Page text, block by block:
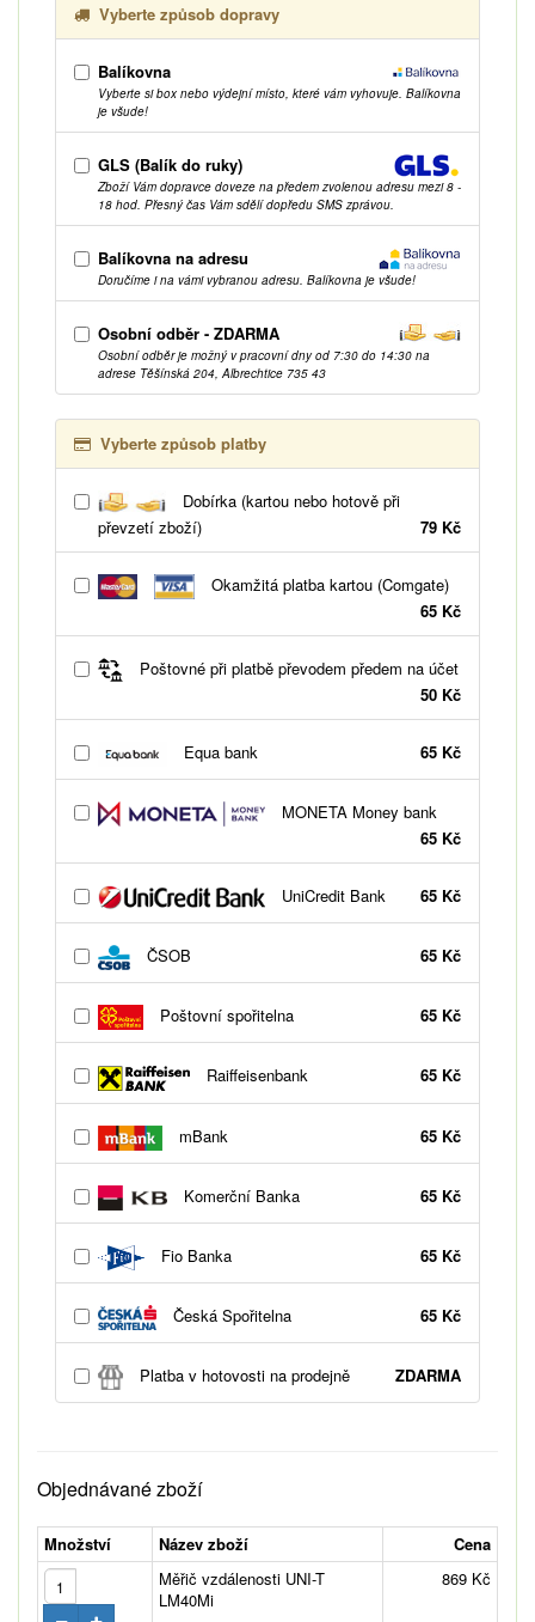
Vyberte způsob dopravy
Balíkovna
Vyberte si box nebo výdejní místo, které vám vyhovuje. Balíkovna
je všude!
GLS (Balík do ruky)
Zboží Vám dopravce doveze na předem zvolenou adresu mezi 8 -
18 hod. Přesný čas Vám sdělí dopředu SMS zprávou.
Balíkovna na adresu
Doručíme i na vámi vybranou adresu. Balíkovna je všude!
Osobní odběr - ZDARMA
Osobní odběr je možný v pracovní dny od 7:30 do 14:30 na
adrese Těšínská 204, Albrechtice 735 43
Vyberte způsob platby
Dobírka (kartou nebo hotově při
převzetí zboží)
79 Kč
Okamžitá platba kartou (Comgate)
65 Kč
Poštovné při platbě převodem předem na účet
50 Kč
Equa bank 65 Kč
MONETA Money bank
65 Kč
UniCredit Bank 65 Kč
ČSOB 65 Kč
Poštovní spořitelna 65 Kč
Raiffeisenbank 65 Kč
mBank 65 Kč
Komerční Banka 65 Kč
Fio Banka 65 Kč
Česká Spořitelna 65 Kč
Platba v hotovosti na prodejně ZDARMA
Objednávané zboží
Množství Název zboží
Cena
Měřič vzdálenosti UNI-T
LM40Mi
869 Kč